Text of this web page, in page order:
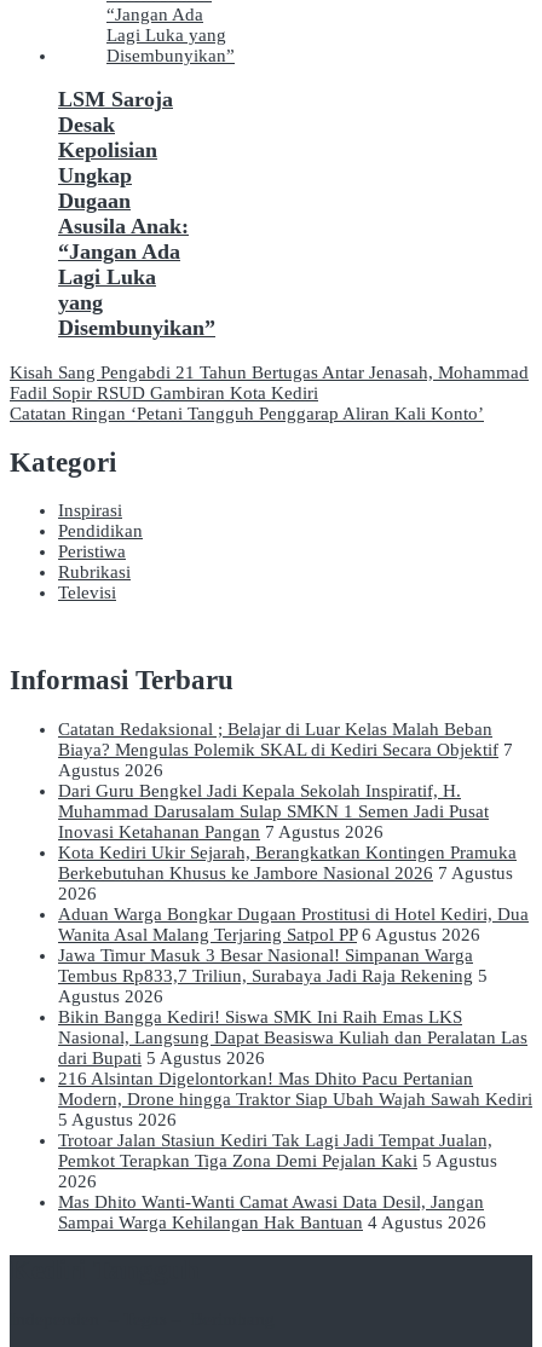
LSM Saroja
Desak
Kepolisian
Ungkap
Dugaan
Asusila Anak:
“Jangan Ada
Lagi Luka
yang
Disembunyikan”
Navigasi
pos
Kisah Sang Pengabdi 21 Tahun Bertugas Antar Jenasah, Mohammad
Fadil Sopir RSUD Gambiran Kota Kediri
Catatan Ringan ‘Petani Tangguh Penggarap Aliran Kali Konto’
Kategori
Inspirasi
Pendidikan
Peristiwa
Rubrikasi
Televisi
Informasi Terbaru
Catatan Redaksional ; Belajar di Luar Kelas Malah Beban
Biaya? Mengulas Polemik SKAL di Kediri Secara Objektif 7
Agustus 2026
Dari Guru Bengkel Jadi Kepala Sekolah Inspiratif, H.
Muhammad Darusalam Sulap SMKN 1 Semen Jadi Pusat
Inovasi Ketahanan Pangan 7 Agustus 2026
Kota Kediri Ukir Sejarah, Berangkatkan Kontingen Pramuka
Berkebutuhan Khusus ke Jambore Nasional 2026 7 Agustus
2026
Aduan Warga Bongkar Dugaan Prostitusi di Hotel Kediri, Dua
Wanita Asal Malang Terjaring Satpol PP 6 Agustus 2026
Jawa Timur Masuk 3 Besar Nasional! Simpanan Warga
Tembus Rp833,7 Triliun, Surabaya Jadi Raja Rekening 5
Agustus 2026
Bikin Bangga Kediri! Siswa SMK Ini Raih Emas LKS
Nasional, Langsung Dapat Beasiswa Kuliah dan Peralatan Las
dari Bupati 5 Agustus 2026
216 Alsintan Digelontorkan! Mas Dhito Pacu Pertanian
Modern, Drone hingga Traktor Siap Ubah Wajah Sawah Kediri
5 Agustus 2026
Trotoar Jalan Stasiun Kediri Tak Lagi Jadi Tempat Jualan,
Pemkot Terapkan Tiga Zona Demi Pejalan Kaki 5 Agustus
2026
Mas Dhito Wanti-Wanti Camat Awasi Data Desil, Jangan
Sampai Warga Kehilangan Hak Bantuan 4 Agustus 2026